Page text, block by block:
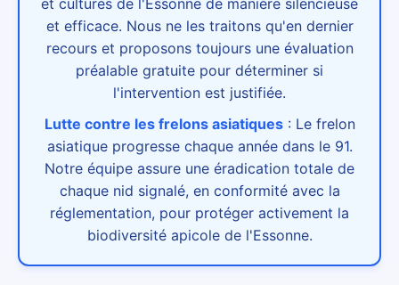
et efficace. Nous ne les traitons qu'en dernier
recours et proposons toujours une évaluation
préalable gratuite pour déterminer si
l'intervention est justifiée.
Lutte contre les frelons asiatiques : Le frelon
asiatique progresse chaque année dans le 91.
Notre équipe assure une éradication totale de
chaque nid signalé, en conformité avec la
réglementation, pour protéger activement la
biodiversité apicole de l'Essonne.